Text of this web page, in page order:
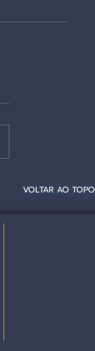
VOLTAR AO TOPO